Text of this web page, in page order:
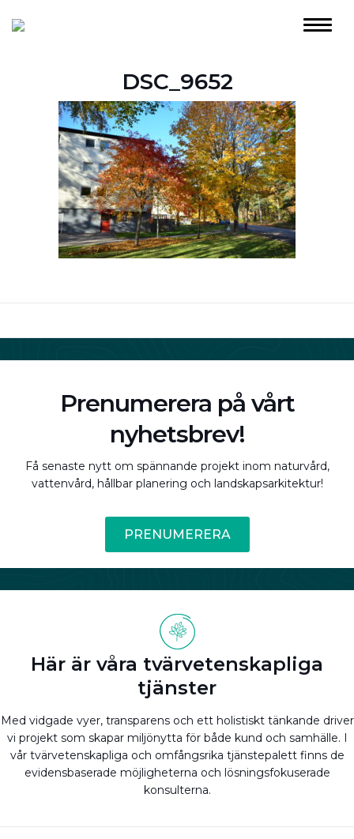
DSC_9652
Prenumerera på vårt
nyhetsbrev!
Få senaste nytt om spännande projekt inom naturvård,
vattenvård, hållbar planering och landskapsarkitektur!
PRENUMERERA
Här är våra tvärvetenskapliga
tjänster
Med vidgade vyer, transparens och ett holistiskt tänkande driver
vi projekt som skapar miljönytta för både kund och samhälle. I
vår tvärvetenskapliga och omfångsrika tjänstepalett finns de
evidensbaserade möjligheterna och lösningsfokuserade
konsulterna.